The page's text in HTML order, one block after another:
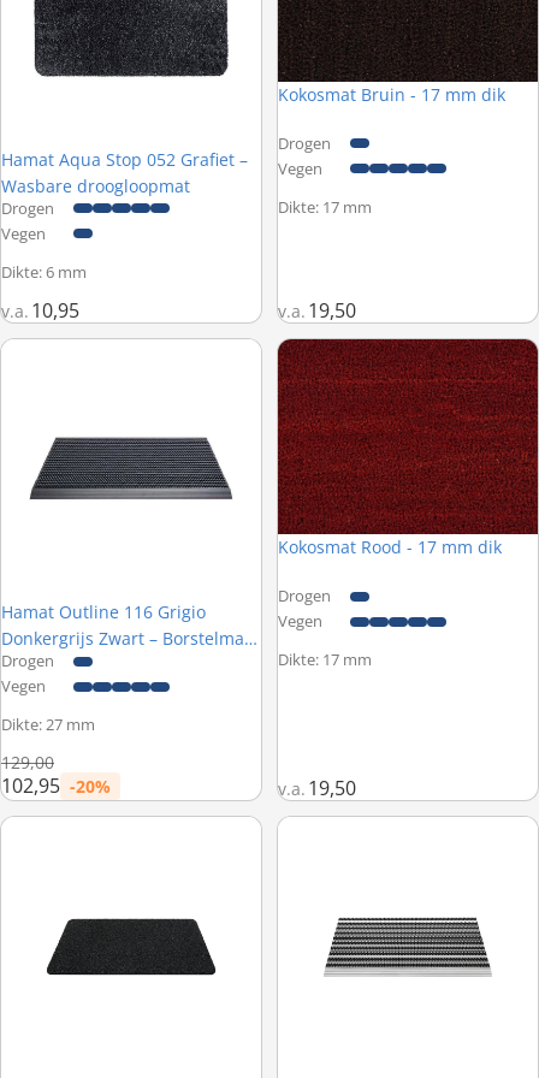
Hamat Aqua Stop 052 Grafiet –
Wasbare droogloopmat
Drogen
Vegen
Dikte: 6 mm
v.a. 10,95
Kokosmat Bruin - 17 mm dik
Drogen
Vegen
Dikte: 17 mm
v.a. 19,50
Hamat Outline 116 Grigio Donkergrijs Zwart – Borstelmat buiten
Hamat Outline 116 Grigio
Donkergrijs Zwart – Borstelmat
buiten
Drogen
Vegen
Dikte: 27 mm
Normale prijs
129,00
Prijs met korting
102,95 -20%
Kokosmat Rood - 17 mm dik
Kokosmat Rood - 17 mm dik
Drogen
Vegen
Dikte: 17 mm
v.a. 19,50
Hamat Dimension Uni 007 Antraciet – BuitenmatHamat Top Line 007 Zwart –